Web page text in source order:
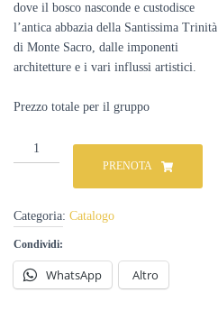
dove il bosco nasconde e custodisce
l’antica abbazia della Santissima Trinità
di Monte Sacro, dalle imponenti
architetture e i vari influssi artistici.
Prezzo totale per il gruppo
Trekking
all’Abbazia
Sacro
(data
su
richiesta)
quantità
PRENOTA
Categoria: Catalogo
Condividi:
WhatsApp Altro